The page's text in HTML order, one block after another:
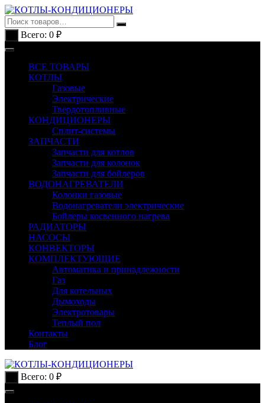
Перейти
к
содержимому
Всего: 0 ₽
ВСЕ ТОВАРЫ
КОТЛЫ
Газовые
Электрические
Твердотопливные
КОНДИЦИОНЕРЫ
Сплит-системы
ЗАПЧАСТИ
Запчасти для котлов
Запчасти для колонок
Запчасти для бойлеров
ВОДОНАГРЕВАТЕЛИ
Колонки газовые
Водонагреватели электрические
Бойлеры косвенного нагрева
РАДИАТОРЫ
НАСОСЫ
КОНВЕКТОРЫ
КОМПЛЕКТУЮЩИЕ
Автоматика и принадлежности
Газ
Для котельных
Дымоходы
Электротовары
Теплый пол
Контакты
Блог
Всего: 0 ₽